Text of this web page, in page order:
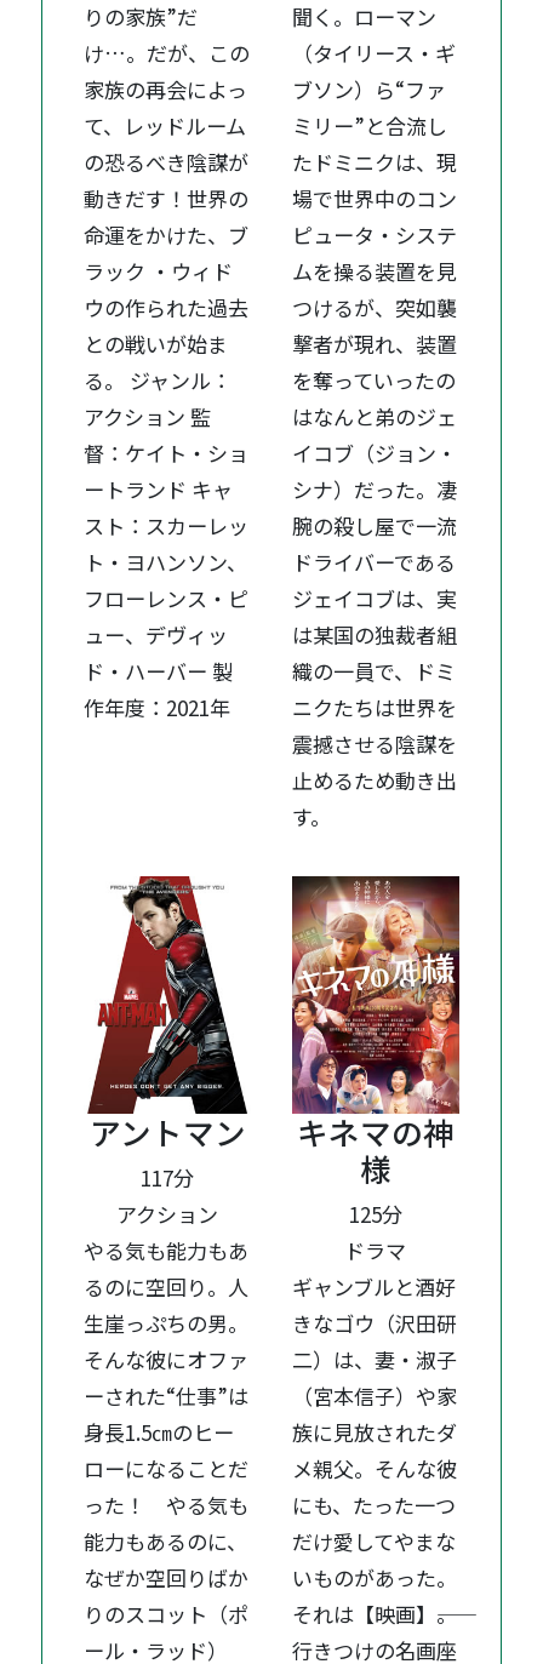
りの家族”だ
け…。だが、この
家族の再会によっ
て、レッドルーム
の恐るべき陰謀が
動きだす！世界の
命運をかけた、ブ
ラック ・ウィド
ウの作られた過去
との戦いが始ま
る。 ジャンル：
アクション 監
督：ケイト・ショ
ートランド キャ
スト：スカーレッ
ト・ヨハンソン、
フローレンス・ピ
ュー、デヴィッ
ド・ハーバー 製
作年度：2021年
聞く。ローマン
（タイリース・ギ
ブソン）ら“ファ
ミリー”と合流し
たドミニクは、現
場で世界中のコン
ピュータ・システ
ムを操る装置を見
つけるが、突如襲
撃者が現れ、装置
を奪っていったの
はなんと弟のジェ
イコブ（ジョン・
シナ）だった。凄
腕の殺し屋で一流
ドライバーである
ジェイコブは、実
は某国の独裁者組
織の一員で、ドミ
ニクたちは世界を
震撼させる陰謀を
止めるため動き出
す。
アントマン
117分
アクション
やる気も能力もあ
るのに空回り。人
生崖っぷちの男。
そんな彼にオファ
ーされた“仕事”は
身長1.5㎝のヒー
ローになることだ
った！ やる気も
能力もあるのに、
なぜか空回りばか
りのスコット（ポ
ール・ラッド）
キネマの神
様
125分
ドラマ
ギャンブルと酒好
きなゴウ（沢田研
二）は、妻・淑子
（宮本信子）や家
族に見放されたダ
メ親父。そんな彼
にも、たった一つ
だけ愛してやまな
いものがあった。
それは【映画】――。
行きつけの名画座